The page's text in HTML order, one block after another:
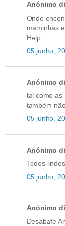
Anónimo
Onde
maminhas
Help....
05 junho,
Anónimo
tal como as
também
05 junho,
Anónimo
Todos
05 junho,
Anónimo
Desabafe